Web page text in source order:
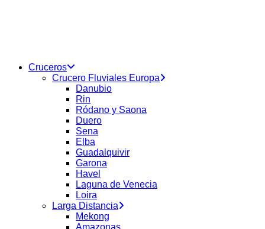
buscar
Menu Cruceros
Crucero Fluviales Europa
Danubio
Rin
Ródano y Saona
Duero
Sena
Elba
Guadalquivir
Garona
Havel
Laguna de Venecia
Loira
Larga Distancia
Mekong
Amazonas